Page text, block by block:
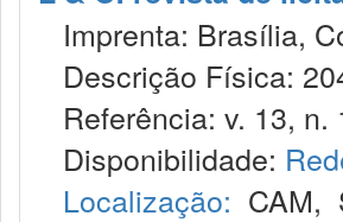
Imprenta: Brasília,
Descrição Física:
Referência: v. 13, n.
Disponibilidade:
Localização: CAM,